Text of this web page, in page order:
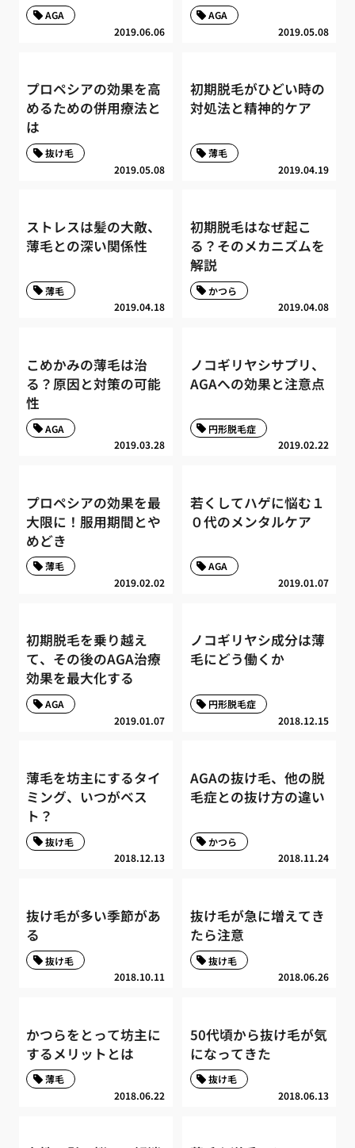
2019.06.06
AGA
2019.05.08
AGA
プロペシアの効果を高
めるための併用療法と
は
2019.05.08
抜け毛
初期脱毛がひどい時の
対処法と精神的ケア
2019.04.19
薄毛
ストレスは髪の大敵、
薄毛との深い関係性
2019.04.18
薄毛
初期脱毛はなぜ起こ
る？そのメカニズムを
解説
2019.04.08
かつら
こめかみの薄毛は治
る？原因と対策の可能
性
2019.03.28
AGA
ノコギリヤシサプリ、
AGAへの効果と注意点
2019.02.22
円形脱毛症
プロペシアの効果を最
大限に！服用期間とや
めどき
2019.02.02
薄毛
若くしてハゲに悩む１
０代のメンタルケア
2019.01.07
AGA
初期脱毛を乗り越え
て、その後のAGA治療
効果を最大化する
2019.01.07
AGA
ノコギリヤシ成分は薄
毛にどう働くか
2018.12.15
円形脱毛症
薄毛を坊主にするタイ
ミング、いつがベス
ト？
2018.12.13
抜け毛
AGAの抜け毛、他の脱
毛症との抜け方の違い
2018.11.24
かつら
抜け毛が多い季節があ
る
2018.10.11
抜け毛
抜け毛が急に増えてき
たら注意
2018.06.26
抜け毛
かつらをとって坊主に
するメリットとは
2018.06.22
薄毛
50代頃から抜け毛が気
になってきた
2018.06.13
抜け毛